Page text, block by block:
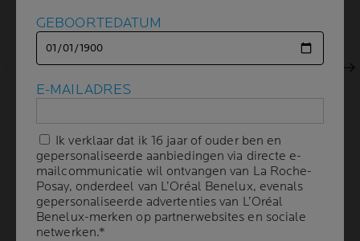
Vorig scherm
Volgend scherm
GEBOORTEDATUM
E-MAILADRES
Ik verklaar dat ik 16 jaar of ouder ben en
gepersonaliseerde aanbiedingen via directe e-
mailcommunicatie wil ontvangen van La Roche-
Posay, onderdeel van L’Oréal Benelux, evenals
gepersonaliseerde advertenties van L’Oréal
Benelux-merken op partnerwebsites en sociale
netwerken.*
GEBOORTEDATUM
E-MAILADRES
Ik verklaar dat ik 16 jaar of ouder ben en
gepersonaliseerde aanbiedingen via directe e-
mailcommunicatie wil ontvangen van La Roche-
Posay, onderdeel van L’Oréal Benelux, evenals
gepersonaliseerde advertenties van L’Oréal
Benelux-merken op partnerwebsites en sociale
netwerken.*